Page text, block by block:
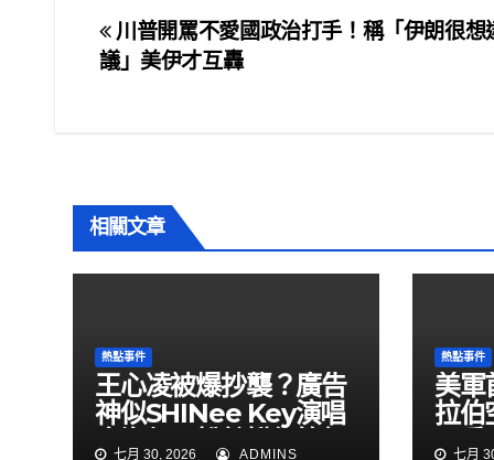
e
b
er
e
文
章
川普開罵不愛國政治打手！稱「伊朗很想
議」美伊才互轟
相關文章
熱點事件
王心凌被爆抄襲？廣告
神似SHINee Key演唱
會海報 粉絲揪細節怒
七月 30, 2026 ADMINS
熱點事件
美軍
拉伯
民兵
七月